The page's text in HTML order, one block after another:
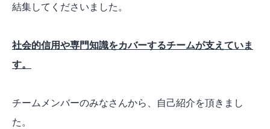
結集してくださいました。
社会的信用や専門知識をカバーするチームが支えていま
す。
チームメンバーのみなさんから、自己紹介を頂きまし
た。